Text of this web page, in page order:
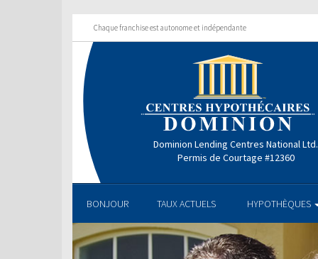
Chaque franchise est autonome et indépendante
Dominion Lending Centres National Ltd.
Permis de Courtage #12360
BONJOUR TAUX ACTUELS HYPOTHÈQUES